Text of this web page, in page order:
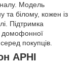
Модель
білому, кожен із
Підтримка
домофонної
покупців.
АРНІ